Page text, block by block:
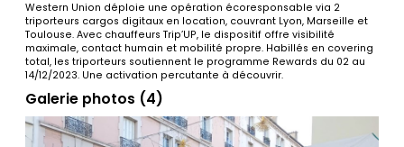
Western Union déploie une opération écoresponsable via 2
triporteurs cargos digitaux en location, couvrant Lyon, Marseille et
Toulouse. Avec chauffeurs Trip’UP, le dispositif offre visibilité
maximale, contact humain et mobilité propre. Habillés en covering
total, les triporteurs soutiennent le programme Rewards du 02 au
14/12/2023. Une activation percutante à découvrir.
Galerie photos (4)